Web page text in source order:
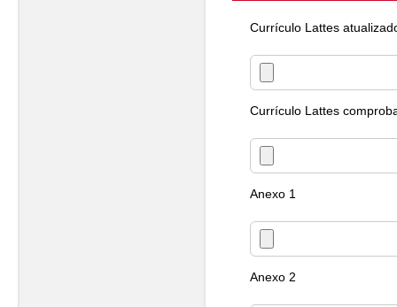
Currículo Lattes
Currículo Lattes
Anexo 1
Anexo 2